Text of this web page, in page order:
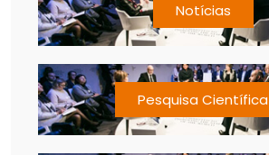
Notícias
Pesquisa Científica